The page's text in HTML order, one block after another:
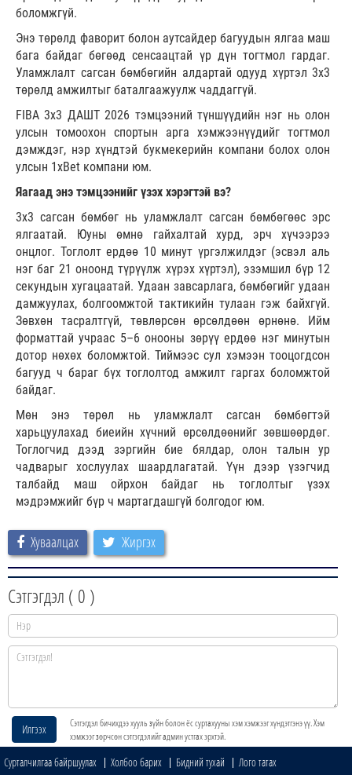
боломжгүй.
Энэ төрөлд фаворит болон аутсайдер багуудын ялгаа маш
бага байдаг бөгөөд сенсаацтай үр дүн тогтмол гардаг.
Уламжлалт сагсан бөмбөгийн алдартай одууд хүртэл 3х3
төрөлд амжилтыг баталгаажуулж чаддаггүй.
FIBA 3x3 ДАШТ 2026 тэмцээний түншүүдийн нэг нь олон
улсын томоохон спортын арга хэмжээнүүдийг тогтмол
дэмждэг, нэр хүндтэй букмекерийн компани болох олон
улсын 1xBet компани юм.
Яагаад энэ тэмцээнийг үзэх хэрэгтэй вэ?
3х3 сагсан бөмбөг нь уламжлалт сагсан бөмбөгөөс эрс
ялгаатай. Юуны өмнө гайхалтай хурд, эрч хүчээрээ
онцлог. Тоглолт ердөө 10 минут үргэлжилдэг (эсвэл аль
нэг баг 21 оноонд түрүүлж хүрэх хүртэл), эзэмшил бүр 12
секундын хугацаатай. Удаан завсарлага, бөмбөгийг удаан
дамжуулах, болгоомжтой тактикийн тулаан гэж байхгүй.
Зөвхөн тасралтгүй, төвлөрсөн өрсөлдөөн өрнөнө. Ийм
форматтай учраас 5–6 онооны зөрүү ердөө нэг минутын
дотор нөхөх боломжтой. Тиймээс сул хэмээн тооцогдсон
багууд ч бараг бүх тоглолтод амжилт гаргах боломжтой
байдаг.
Мөн энэ төрөл нь уламжлалт сагсан бөмбөгтэй
харьцуулахад биеийн хүчний өрсөлдөөнийг зөвшөөрдөг.
Тоглогчид дээд зэргийн бие бялдар, олон талын ур
чадварыг хослуулах шаардлагатай. Үүн дээр үзэгчид
талбайд маш ойрхон байдаг нь тоглолтыг үзэх
мэдрэмжийг бүр ч мартагдашгүй болгодог юм.
Хуваалцах Жиргэх
Сэтгэгдэл ( 0 )
Илгээх
Сэтгэгдэл бичихдээ хууль зүйн болон ёс суртахууны хэм хэмжээг хүндэтгэнэ үү. Хэм
хэмжээг зөрчсөн сэтгэгдэлийг админ устгах эрхтэй.
Сурталчилгаа байршуулах Холбоо барих Бидний тухай
Лого татах